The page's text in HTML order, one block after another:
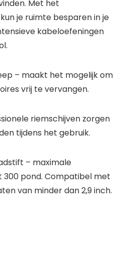
Met het
je ruimte besparen in je
kabeloefeningen
– maakt het mogelijk om
vrij te vervangen.
riemschijven zorgen
tijdens het gebruik.
– maximale
pond. Compatibel met
van minder dan 2,9 inch.